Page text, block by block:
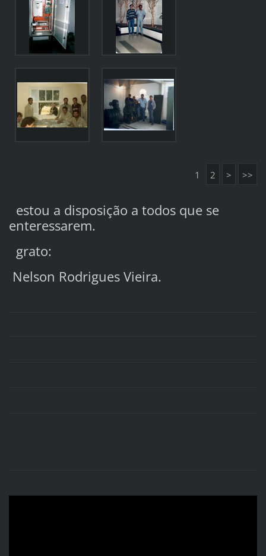
1 2 > >>
estou a disposição a todos que se
enteressarem.
grato:
Nelson Rodrigues Vieira.